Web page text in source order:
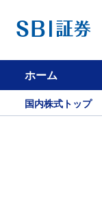
ホーム
国内株式トップ